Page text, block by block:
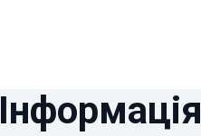
Інформація